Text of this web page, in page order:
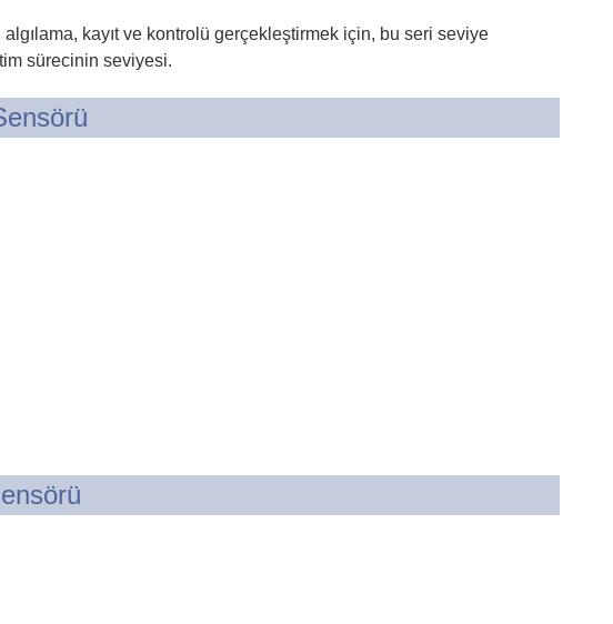
kayıt ve kontrolü gerçekleştirmek için, bu seri seviye
sürecinin seviyesi.